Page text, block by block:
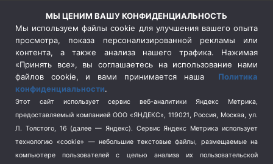
(510)
Сельское хозяйство (3)
Социальная политика
(3)
Спецоперация в Украине
Спецоперация на Украине
(404)
Спорт (740)
Терроризм (1)
Транспорт (262)
Туризм (178)
МЫ ЦЕНИМ ВАШУ КОНФИДЕНЦИАЛЬНОСТЬ
Мы используем файлы cookie для улучшения вашего опыта
просмотра, показа персонализированной рекламы или
контента, а также анализа нашего трафика. Нажимая
«Принять все», вы соглашаетесь на использование нами
файлов cookie, и вами принимается наша Политика
конфиденциальности.
Этот сайт использует сервис веб-аналитики Яндекс Метрика,
предоставляемый компанией ООО «ЯНДЕКС», 119021, Россия, Москва, ул.
Л. Толстого, 16 (далее — Яндекс). Сервис Яндекс Метрика использует
технологию «cookie» — небольшие текстовые файлы, размещаемые на
компьютере пользователей с целью анализа их пользовательской